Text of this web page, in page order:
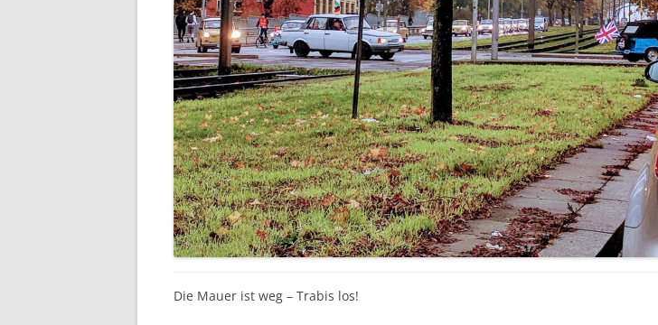
Die Mauer ist weg – Trabis los!